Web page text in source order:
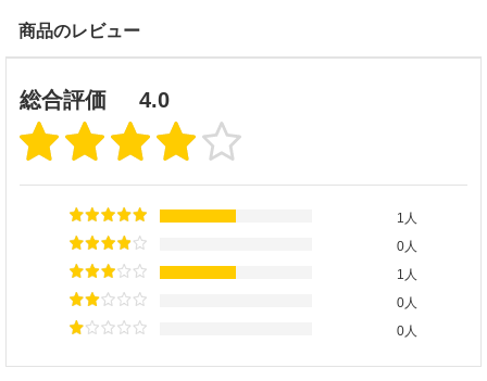
商品のレビュー
総合評価 4.0
1人
0人
1人
0人
0人